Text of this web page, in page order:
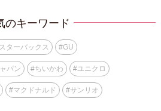
のキーワード
ターバックス #GU
パン #ちいかわ #ユニクロ
#マクドナルド #サンリオ